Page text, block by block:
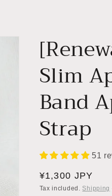
Slim
Band
Strap
51
Regular
price
¥1,300 JPY
Tax included. Shipping